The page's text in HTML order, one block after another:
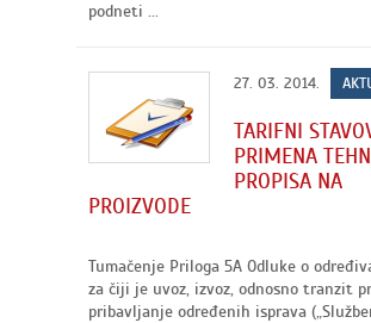
podneti ...
27. 03. 2014.
TARIFNI
PRIMENA
PROPISA NA
PROIZVODE
Tumačenje Priloga 5A Odluke o
za čiji je uvoz, izvoz, odnosno tranzit
pribavljanje određenih isprava